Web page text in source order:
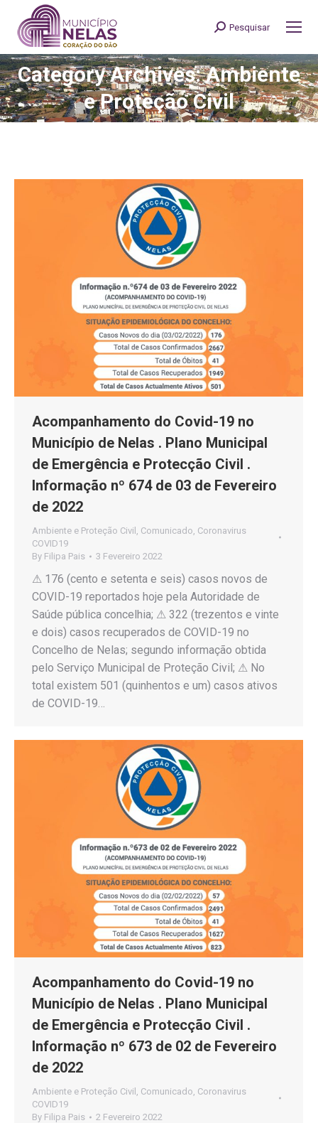
Search:
Pesquisar
Category Archives: Ambiente
e Proteção Civil
You are here:
Acompanhamento do Covid-19 no
Município de Nelas . Plano Municipal
de Emergência e Protecção Civil .
Informação nº 674 de 03 de Fevereiro
de 2022
Ambiente e Proteção Civil Comunicado Coronavirus
COVID19
By Filipa Pais 3 Fevereiro 2022
⚠ 176 (cento e setenta e seis) casos novos de
COVID-19 reportados hoje pela Autoridade de
Saúde pública concelhia; ⚠ 322 (trezentos e vinte
e dois) casos recuperados de COVID-19 no
Concelho de Nelas; segundo informação obtida
pelo Serviço Municipal de Proteção Civil; ⚠ No
total existem 501 (quinhentos e um) casos ativos
de COVID-19…
Acompanhamento do Covid-19 no
Município de Nelas . Plano Municipal
de Emergência e Protecção Civil .
Informação nº 673 de 02 de Fevereiro
de 2022
Ambiente e Proteção Civil Comunicado Coronavirus
COVID19
By Filipa Pais 2 Fevereiro 2022